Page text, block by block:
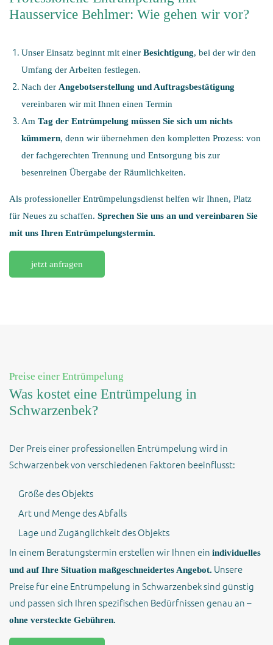
Hausservice Behlmer: Wie gehen wir vor?
Unser Einsatz beginnt mit einer Besichtigung, bei der wir den
Umfang der Arbeiten festlegen.
Nach der Angebotserstellung und Auftragsbestätigung
vereinbaren wir mit Ihnen einen Termin
Am Tag der Entrümpelung müssen Sie sich um nichts
kümmern, denn wir übernehmen den kompletten Prozess: von
der fachgerechten Trennung und Entsorgung bis zur
besenreinen Übergabe der Räumlichkeiten.
Als professioneller Entrümpelungsdienst helfen wir Ihnen, Platz
für Neues zu schaffen. Sprechen Sie uns an und vereinbaren Sie
mit uns Ihren Entrümpelungstermin.
jetzt anfragen
Preise einer Entrümpelung
Was kostet eine Entrümpelung in
Schwarzenbek?
Der Preis einer professionellen Entrümpelung wird in
Schwarzenbek von verschiedenen Faktoren beeinflusst:
Größe des Objekts
Art und Menge des Abfalls
Lage und Zugänglichkeit des Objekts
In einem Beratungstermin erstellen wir Ihnen ein individuelles
und auf Ihre Situation maßgeschneidertes Angebot. Unsere
Preise für eine Entrümpelung in Schwarzenbek sind günstig
und passen sich Ihren spezifischen Bedürfnissen genau an –
ohne versteckte Gebühren.